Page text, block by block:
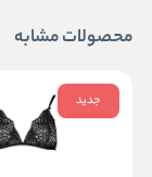
محصولات مشابه
جدید